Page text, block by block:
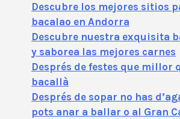
Descubre los mejores sitios
bacalao en Andorra
Descubre nuestra exquisita
y saborea las mejores carnes
Després de festes que millor
bacallà
Després de sopar no has
pots anar a ballar o al Gran